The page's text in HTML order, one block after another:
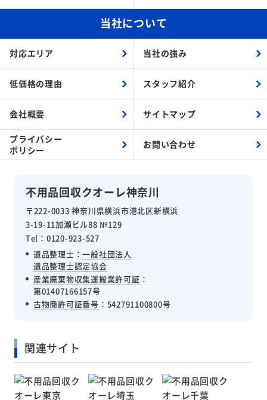
不用品回収クオーレ神奈川
〒222-0033 神奈川県横浜市港北区新横浜
3-19-11加瀬ビル88 №129
Tel：0120-923-527
遺品整理士：一般社団法人
遺品整理士認定協会
産業廃棄物収集運搬業許可証 ：
第01407166157号
古物商許可証番号 ：542791100800号
当社について
対応エリア 当社の強み
低価格の理由 スタッフ紹介
会社概要 サイトマップ
プライバシー
ポリシー
お問い合わせ
関連サイト